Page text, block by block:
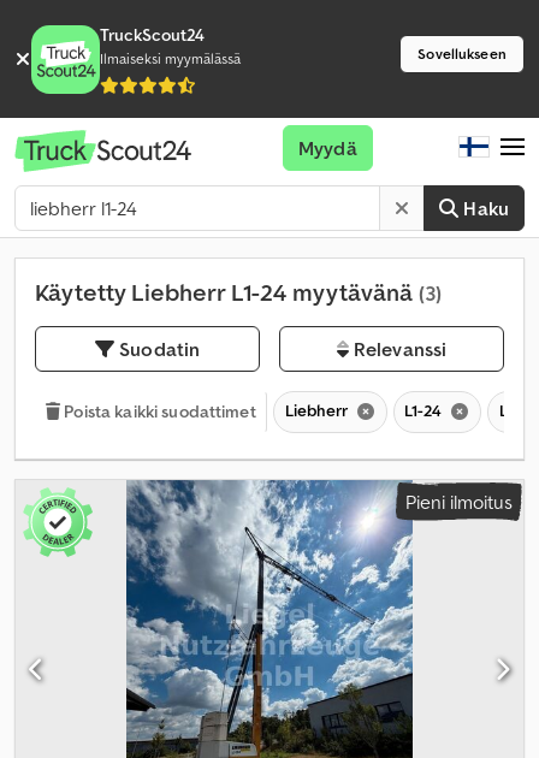
TruckScout24
Ilmaiseksi myymälässä Sovellukseen
Haku
Myydä
Käytetty Liebherr L1-24 myytävänä (3)
Suodatin Relevanssi
Poista kaikki suodattimet Liebherr L1-24 L
Pieni ilmoitus